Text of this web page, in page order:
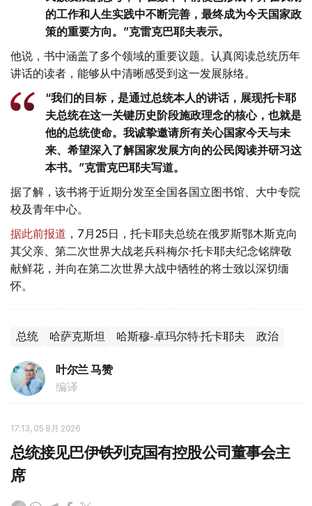
的工作和人生实践中不断完善，最终成为今天国家政
策的重要方向。”克雷克巴耶夫表示。
他说，书中涵盖了多个领域的重要议题。认真阅读总统历年
讲话的读者，能够从中清晰感受到这一发展脉络。
“我们的目标，是通过总统本人的讲话，展现托卡耶
夫总统在这一关键历史阶段施政理念的核心，也就是
他的总统使命。我诚挚邀请所有关心国家今天与未
来、希望深入了解国家发展方向的公民阅读并研习这
本书。”克雷克巴耶夫写道。
据了解，该书将于近期分发至全国各国立图书馆、大中专院
校及青年中心。
据此前报道 ，7月25日，托卡耶夫总统在俄罗斯鄂木斯克向
其父亲、第二次世界大战老兵科梅尔·托卡耶夫纪念铭牌敬
献鲜花，并向在第二次世界大战中牺牲的将士致以深切缅
怀。
总统 哈萨克斯坦 哈斯穆-卓玛尔特·托卡耶夫 政治
叶尔兰 马赞
编译
17:13, 05 8月 2026
总统接见巴伊铁列克国有控股公司董事会主
席